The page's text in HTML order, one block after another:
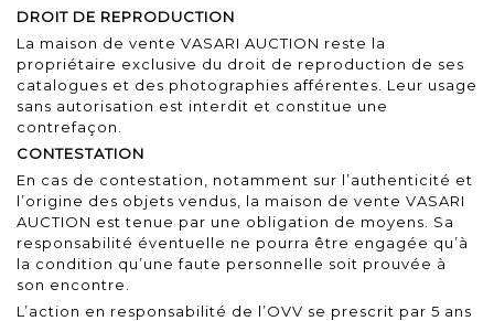
DROIT DE REPRODUCTION
La maison de vente VASARI AUCTION reste la
propriétaire exclusive du droit de reproduction de ses
catalogues et des photographies afférentes. Leur usage
sans autorisation est interdit et constitue une
contrefaçon.
CONTESTATION
En cas de contestation, notamment sur l’authenticité et
l’origine des objets vendus, la maison de vente VASARI
AUCTION est tenue par une obligation de moyens. Sa
responsabilité éventuelle ne pourra être engagée qu’à
la condition qu’une faute personnelle soit prouvée à
son encontre.
L’action en responsabilité de l’OVV se prescrit par 5 ans